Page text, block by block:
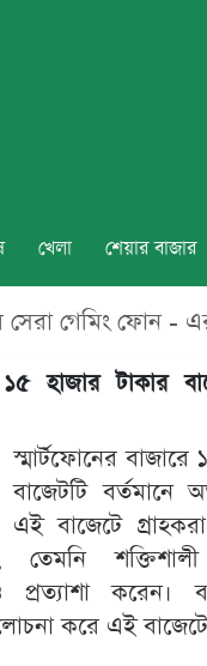
খেলা শেয়ার বাজার
সেরা গেমিং ফোন -
হাজার টাকার
স্মার্টফোনের বাজারে
বাজেটটি বর্তমানে
এই বাজেটে
তেমনি
প্রত্যাশা করেন।
করে এই